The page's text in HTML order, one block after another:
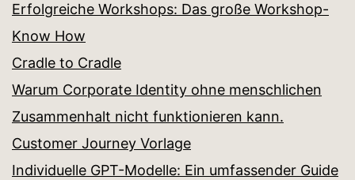
Erfolgreiche Workshops: Das große Workshop-
Know How
Cradle to Cradle
Warum Corporate Identity ohne menschlichen
Zusammenhalt nicht funktionieren kann.
Customer Journey Vorlage
Individuelle GPT-Modelle: Ein umfassender Guide